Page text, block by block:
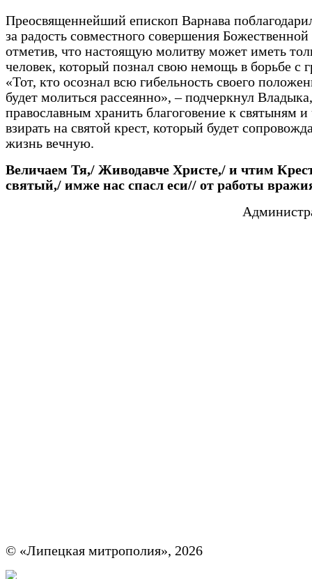
Преосвященнейший епископ Варнава
за радость совместного совершения
отметив, что настоящую молитву может иметь
человек, который познал свою немощь в борьбе с
«Тот, кто осознал всю гибельность своего
будет молиться рассеянно», – подчеркнул
православным хранить благоговение к святыням и
взирать на святой крест, который будет
жизнь вечную.
Величаем Тя,/ Живодавче Христе,/ и чтим
святый,/ имже нас спасл еси// от работы
© «Липецкая митрополия», 2026